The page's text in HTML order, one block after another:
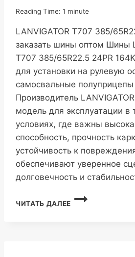
От
10.11.2025
Reading Time: 1 minute
LANVIGATOR T707 385/
заказать шины оптом Шины
T707 385/65R22.5 24PR
для установки на рулевую
самосвальные
Производитель
модель для эксплуатации в
условиях, где важны
способность, прочность
устойчивость к
обеспечивают уверенное
долговечность и
ЧИТАТЬ ДАЛЕЕ
LANVIGATOR